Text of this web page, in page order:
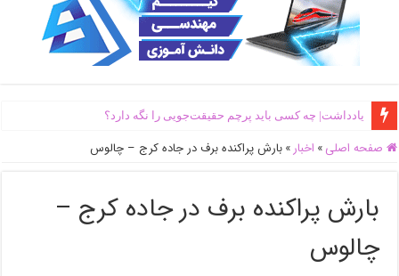
یادداشت| ‌چه کسی باید پرچم حقیقت‌جویی را نگه دارد؟
صفحه اصلی » اخبار » بارش پراکنده برف در جاده کرج – چالوس
بارش پراکنده برف در جاده کرج –
چالوس